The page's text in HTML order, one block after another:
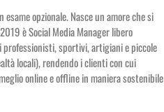
opzionale. Nasce un amore che si
è Social Media Manager libero
sportivi, artigiani e piccole
locali), rendendo i clienti con cui
online e offline in maniera sostenibile